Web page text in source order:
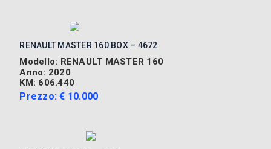
RENAULT MASTER 160 BOX – 4672
Modello: RENAULT MASTER 160
Anno: 2020
KM: 606.440
Prezzo: € 10.000